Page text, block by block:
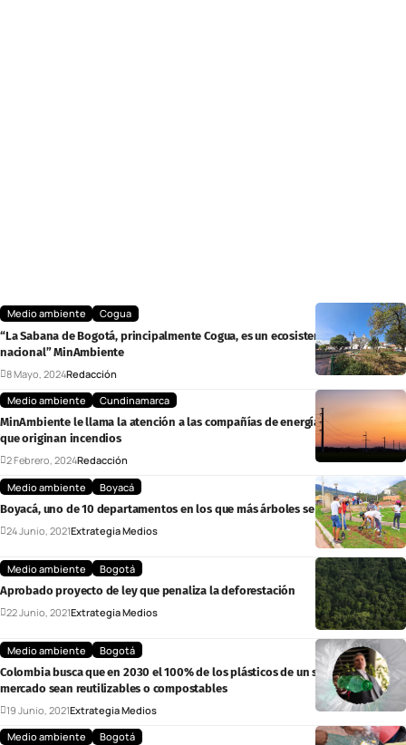
Medio ambiente
Cogua
“La Sabana de Bogotá, principalmente Cogua, es un ecosistema de interés
nacional” MinAmbiente
8 Mayo, 2024Redacción
Medio ambiente
Cundinamarca
MinAmbiente le llama la atención a las compañías de energía por estructuras
que originan incendios
2 Febrero, 2024Redacción
Medio ambiente
Boyacá
Boyacá, uno de 10 departamentos en los que más árboles se sembrarán
24 Junio, 2021Extrategia Medios
Medio ambiente
Bogotá
Aprobado proyecto de ley que penaliza la deforestación
22 Junio, 2021Extrategia Medios
Medio ambiente
Bogotá
Colombia busca que en 2030 el 100% de los plásticos de un solo uso del
mercado sean reutilizables o compostables
19 Junio, 2021Extrategia Medios
Medio ambiente
Bogotá